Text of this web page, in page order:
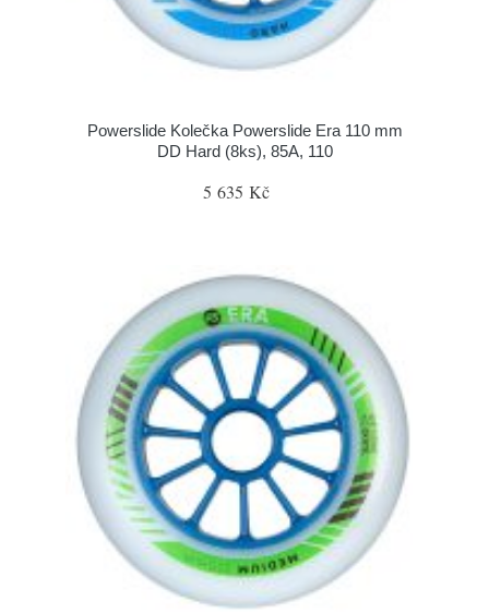
Powerslide Kolečka Powerslide Era 110 mm
DD Hard (8ks), 85A, 110
5 635 Kč